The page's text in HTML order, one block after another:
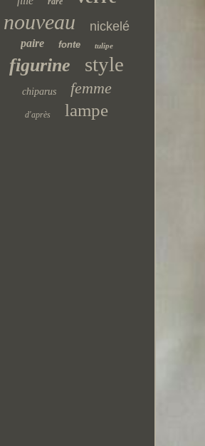
nouveau nickelé
paire fonte tulipe
figurine style
chiparus femme
d'après lampe